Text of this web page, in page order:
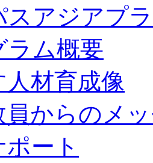
スアジアプ
ラム概要
人材育成像
員からのメ
ート